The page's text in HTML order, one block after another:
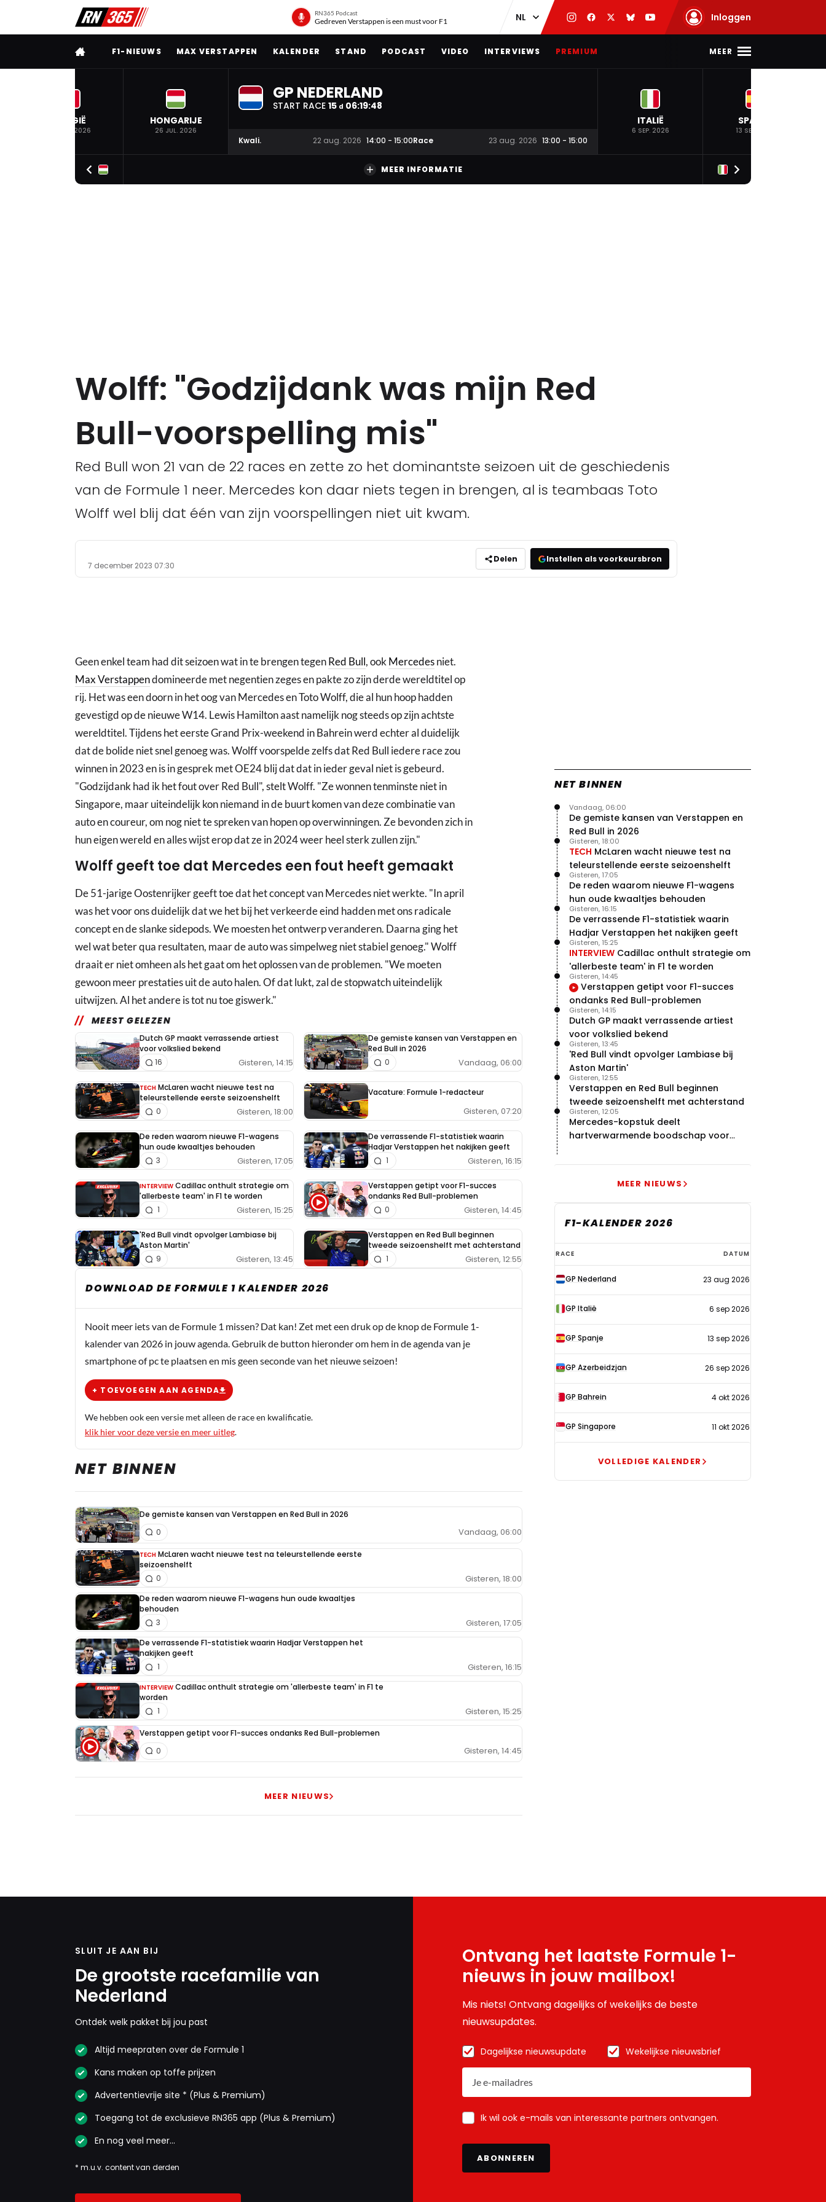
RN365 Podcast
Gedreven Verstappen is een must voor F1 Inloggen
VOLLEDIG MENU
F1-NIEUWS MAX VERSTAPPEN KALENDER STAND PODCAST VIDEO INTERVIEWS PREMIUM MEER
BELGIË
19 JUL. 2026
HONGARIJE
26 JUL. 2026
GP NEDERLAND
START RACE 15 d 06:19:47
Kwali. 22 aug. 2026 14:00 - 15:00Race 23 aug. 2026 13:00 - 15:00
ITALIË
6 SEP. 2026
SPANJE
13 SEP. 2026
MEER INFORMATIE
Wolff: "Godzijdank was mijn Red
Bull-voorspelling mis"
Red Bull won 21 van de 22 races en zette zo het dominantste seizoen uit de geschiedenis
van de Formule 1 neer. Mercedes kon daar niets tegen in brengen, al is teambaas Toto
Wolff wel blij dat één van zijn voorspellingen niet uit kwam.
7 december 2023 07:30
Delen Instellen als voorkeursbron
Geen enkel team had dit seizoen wat in te brengen tegenRed Bull, ookMercedesniet.
Max Verstappendomineerde met negentien zeges en pakte zo zijn derde wereldtitel op
rij. Het was een doorn in het oog van Mercedes en Toto Wolff, die al hun hoop hadden
gevestigd op de nieuwe W14. Lewis Hamilton aast namelijk nog steeds op zijn achtste
wereldtitel. Tijdens het eerste Grand Prix-weekend in Bahrein werd echter al duidelijk
dat de bolide niet snel genoeg was. Wolff voorspelde zelfs dat Red Bull iedere race zou
winnen in 2023 en is in gesprek met OE24 blij dat dat in ieder geval niet is gebeurd.
"Godzijdank had ik het fout over Red Bull", stelt Wolff. "Ze wonnen tenminste niet in
Singapore, maar uiteindelijk kon niemand in de buurt komen van deze combinatie van
auto en coureur, om nog niet te spreken van hopen op overwinningen. Ze bevonden zich in
hun eigen wereld en alles wijst erop dat ze in 2024 weer heel sterk zullen zijn."
Wolff geeft toe dat Mercedes een fout heeft gemaakt
De 51-jarige Oostenrijker geeft toe dat het concept van Mercedes niet werkte. "In april
was het voor ons duidelijk dat we het bij het verkeerde eind hadden met ons radicale
concept en de slanke sidepods. We moesten het ontwerp veranderen. Daarna ging het
wel wat beter qua resultaten, maar de auto was simpelweg niet stabiel genoeg." Wolff
draait er niet omheen als het gaat om het oplossen van de problemen. "We moeten
gewoon meer prestaties uit de auto halen. Of dat lukt, zal de stopwatch uiteindelijk
uitwijzen. Al het andere is tot nu toe giswerk."
MEEST GELEZEN
Dutch GP maakt verrassende artiest
voor volkslied bekend
Gisteren, 14:15
16
De gemiste kansen van Verstappen en
Red Bull in 2026
Vandaag, 06:00
0
TECH McLaren wacht nieuwe test na
teleurstellende eerste seizoenshelft
Gisteren, 18:00
0
Vacature: Formule 1-redacteur
Gisteren, 07:20
De reden waarom nieuwe F1-wagens
hun oude kwaaltjes behouden
Gisteren, 17:05
3
De verrassende F1-statistiek waarin
Hadjar Verstappen het nakijken geeft
Gisteren, 16:15
1
INTERVIEW Cadillac onthult strategie om
'allerbeste team' in F1 te worden
Gisteren, 15:25
1
Verstappen getipt voor F1-succes
ondanks Red Bull-problemen
Gisteren, 14:45
0
'Red Bull vindt opvolger Lambiase bij
Aston Martin'
Gisteren, 13:45
9
Verstappen en Red Bull beginnen
tweede seizoenshelft met achterstand
Gisteren, 12:55
1
DOWNLOAD DE FORMULE 1 KALENDER 2026
Nooit meer iets van de Formule 1 missen? Dat kan! Zet met een druk op de knop de Formule 1-
kalender van 2026 in jouw agenda. Gebruik de button hieronder om hem in de agenda van je
smartphone of pc te plaatsen en mis geen seconde van het nieuwe seizoen!
+ TOEVOEGEN AAN AGENDA
We hebben ook een versie met alleen de race en kwalificatie.
klik hier voor deze versie en meer uitleg.
NET BINNEN
De gemiste kansen van Verstappen en Red Bull in 2026
Vandaag, 06:00
0
TECH McLaren wacht nieuwe test na teleurstellende eerste
seizoenshelft
Gisteren, 18:00
0
De reden waarom nieuwe F1-wagens hun oude kwaaltjes
behouden
Gisteren, 17:05
3
De verrassende F1-statistiek waarin Hadjar Verstappen het
nakijken geeft
Gisteren, 16:15
1
INTERVIEW Cadillac onthult strategie om 'allerbeste team' in F1 te
worden
Gisteren, 15:25
1
Verstappen getipt voor F1-succes ondanks Red Bull-problemen
Gisteren, 14:45
0
MEER NIEUWS
NET BINNEN
De gemiste kansen van Verstappen en
Red Bull in 2026
Vandaag, 06:00
TECH McLaren wacht nieuwe test na
teleurstellende eerste seizoenshelft
Gisteren, 18:00
De reden waarom nieuwe F1-wagens
hun oude kwaaltjes behouden
Gisteren, 17:05
De verrassende F1-statistiek waarin
Hadjar Verstappen het nakijken geeft
Gisteren, 16:15
INTERVIEW Cadillac onthult strategie om
'allerbeste team' in F1 te worden
Gisteren, 15:25
Verstappen getipt voor F1-succes
ondanks Red Bull-problemen
Gisteren, 14:45
Dutch GP maakt verrassende artiest
voor volkslied bekend
Gisteren, 14:15
'Red Bull vindt opvolger Lambiase bij
Aston Martin'
Gisteren, 13:45
Verstappen en Red Bull beginnen
tweede seizoenshelft met achterstand
Gisteren, 12:55
Mercedes-kopstuk deelt
hartverwarmende boodschap voor
Gisteren, 12:05
MEER NIEUWS
F1-KALENDER 2026
F1-
kalender
2026
RACE DATUM
GP Nederland 23 aug 2026
GP Italië 6 sep 2026
GP Spanje 13 sep 2026
GP Azerbeidzjan 26 sep 2026
GP Bahrein 4 okt 2026
GP Singapore 11 okt 2026
VOLLEDIGE KALENDER
SLUIT JE AAN BIJ
De grootste racefamilie van
Nederland
Ontdek welk pakket bij jou past
Altijd meepraten over de Formule 1
Kans maken op toffe prijzen
Advertentievrije site * (Plus & Premium)
Toegang tot de exclusieve RN365 app (Plus & Premium)
En nog veel meer…
* m.u.v. content van derden
Ontvang het laatste Formule 1-
nieuws in jouw mailbox!
Mis niets! Ontvang dagelijks of wekelijks de beste
nieuwsupdates.
Dagelijkse nieuwsupdate Wekelijkse nieuwsbrief
Ik wil ook e-mails van interessante partners ontvangen.
ABONNEREN